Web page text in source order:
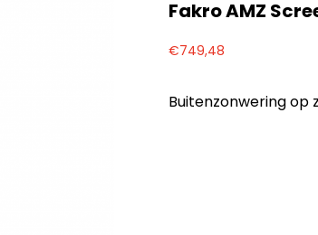
Fakro AMZ
€749,48
Buitenzonwering op